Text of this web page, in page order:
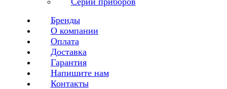
Бренды
О компании
Оплата
Доставка
Гарантия
Напишите нам
Контакты